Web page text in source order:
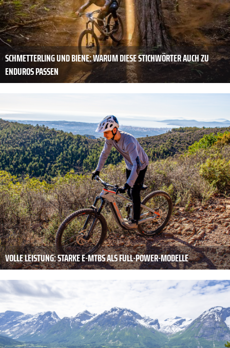
SCHMETTERLING UND BIENE: WARUM DIESE STICHWÖRTER AUCH ZU
ENDUROS PASSEN
VOLLE LEISTUNG: STARKE E-MTBS ALS FULL-POWER-­MODELLE